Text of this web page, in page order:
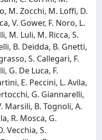
M. Zocchi, M. Loffi, D.
V. Gower, F. Noro, L.
M. Luli, M. Ricca, S.
B. Deidda, B. Gnetti,
S. Callegari, F.
G. De Luca, F.
E. Peccini, L. Avila,
G. Giannarelli,
Marsili, B. Tognoli, A.
R. Mosca, G.
Vecchia, S.